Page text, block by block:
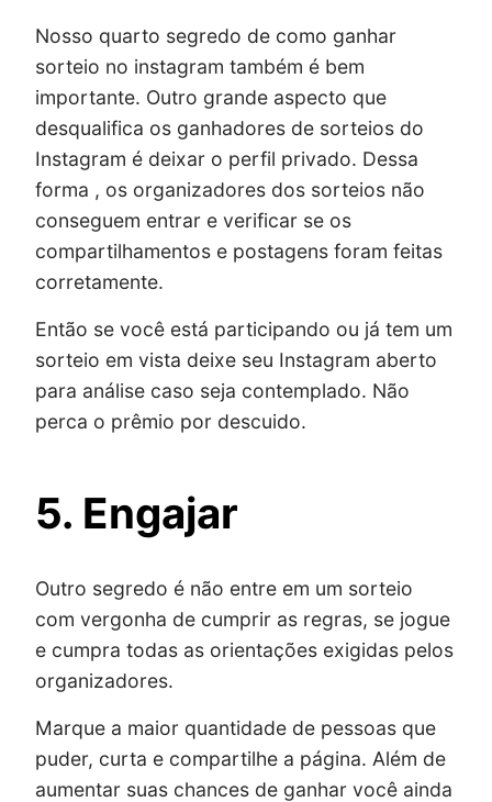
Nosso quarto segredo de como ganhar
sorteio no instagram também é bem
importante. Outro grande aspecto que
desqualifica os ganhadores de sorteios do
Instagram é deixar o perfil privado. Dessa
forma , os organizadores dos sorteios não
conseguem entrar e verificar se os
compartilhamentos e postagens foram feitas
corretamente.
Então se você está participando ou já tem um
sorteio em vista deixe seu Instagram aberto
para análise caso seja contemplado. Não
perca o prêmio por descuido.
5. Engajar
Outro segredo é não entre em um sorteio
com vergonha de cumprir as regras, se jogue
e cumpra todas as orientações exigidas pelos
organizadores.
Marque a maior quantidade de pessoas que
puder, curta e compartilhe a página. Além de
aumentar suas chances de ganhar você ainda